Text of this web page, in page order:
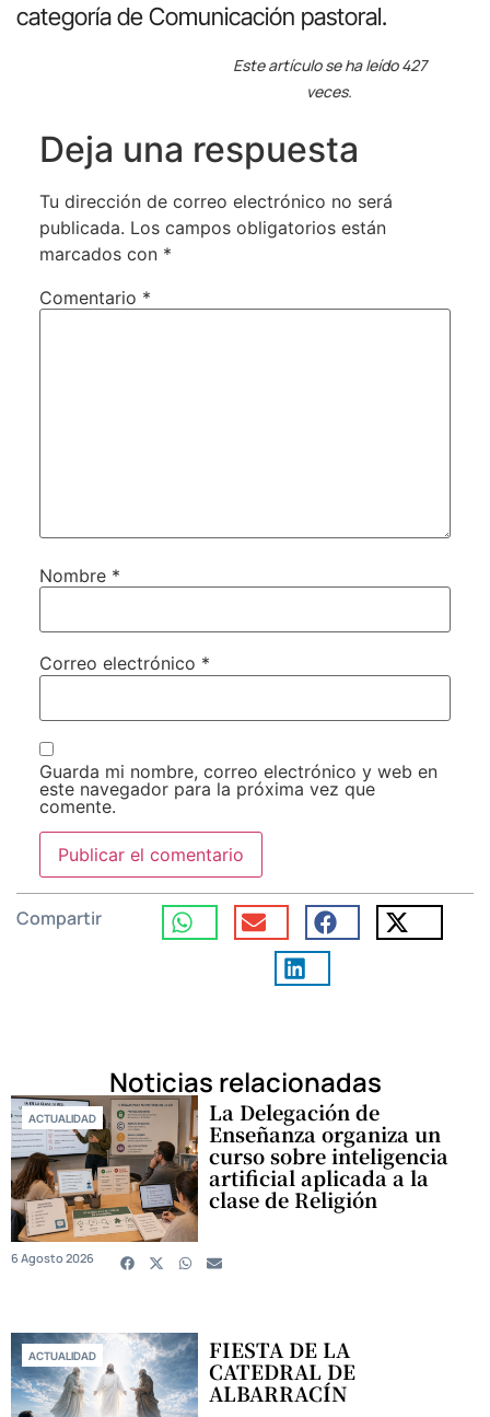
categoría de Comunicación pastoral.
Este artículo se ha leído 427
veces.
Deja una respuesta
Tu dirección de correo electrónico no será
publicada. Los campos obligatorios están
marcados con *
Comentario *
Nombre *
Correo electrónico *
Guarda mi nombre, correo electrónico y web en
este navegador para la próxima vez que
comente.
Compartir
Noticias relacionadas
ACTUALIDAD La Delegación de
Enseñanza organiza un
curso sobre inteligencia
artificial aplicada a la
clase de Religión
6 Agosto 2026
ACTUALIDAD FIESTA DE LA
CATEDRAL DE
ALBARRACÍN